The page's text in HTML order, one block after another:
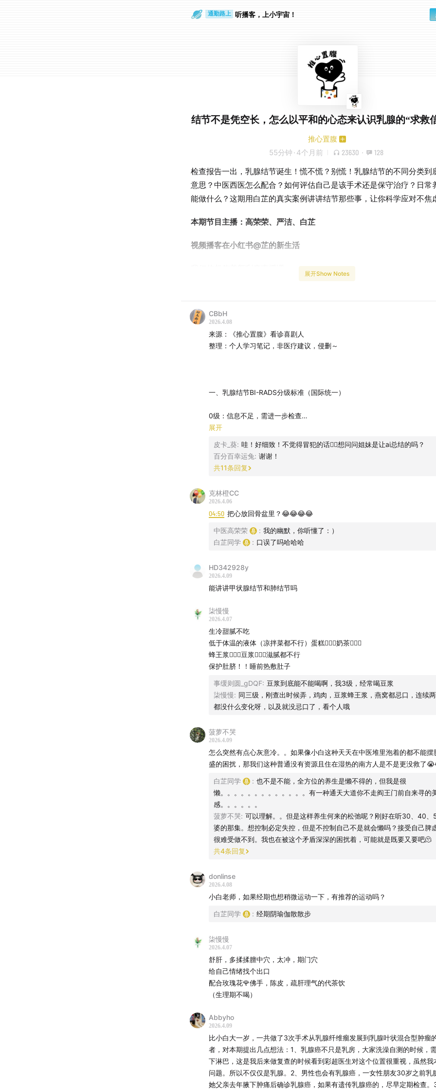
通勤路上 听播客，上小宇宙！
结节不是凭空长，怎么以平和的心态来认识乳腺的“求救
推心置腹
55分钟 · 4个月前 23630 · 128
检查报告一出，乳腺结节诞生！慌不慌？别慌！乳腺结节的不同分类到
意思？中医西医怎么配合？如何评估自己是该手术还是保守治疗？日常
能做什么？这期用白芷的真实案例讲讲结节那些事，让你科学应对不焦
本期节目主播：高荣荣、严洁、白芷
视频播客在小红书@芷的新生活
02:01 不可思议的发现，咦？我居然长结节了吗？
了解乳腺结节分类与评级
真的有结节体质吗
如果我们的人体是一条河，治理身体就像治理河堤
情绪不佳或环境压力大？可能导致乳腺问题的关键因素
46:07 自我接纳：拥抱差异与不完美，探寻内心的和谐与共情
结节日常保养的tips
展开Show Notes
CBbH
2026.4.08
来源：《推心置腹》看诊喜剧人
整理：个人学习笔记，非医疗建议，侵删～
一、乳腺结节BI-RADS分级标准（国际统一）
0级：信息不足，需进一步检查
1级：完全正常，无结节、肿块、钙化
3级：大概率良性，恶性概率＜2%，建议3～6个月复查
4级（需重点警惕）
4A：恶性概率 2%～10%，多为良性，可观察+进一步检查
4C：高度可疑，恶性概率50%～95%
5级：高度提示恶性，典型癌变影像
6级：穿刺/活检已确诊乳腺癌
二、关于4A结节的认知
1. 4A ≠ 癌症，只是警示红灯，90%以上都是良性
2. 评级依据：形态、边界、回声、血流、钙化，与结节大小无关
3. 医生建议穿刺，是为了病理确诊（为了100%搞清楚这个结节到底是好是
是宣判癌症
4. 结节＜1cm的4A：穿刺难度高、易穿不到，可先短期严密观察（3个月左
一次B超）
5. 若复查结节明显增大：建议直接穿刺/手术，不拖延
6. 影像学只能“看形态”（只能猜它是好是坏，没法100%确定）
病理活检才是金标准（只有把结节组织取出来，才是判断良恶性的唯一标准
查都只是参考）
三、乳腺增生 vs 乳腺结节（必懂重点）
1. 乳腺增生＝情绪性纸老虎
就像你生气、压力大、来月经前，激素一乱，乳房就会胀痛、摸起来有硬块
了、心情好了，胀痛就消失，硬块也会变小甚至摸不到。
2. 乳腺结节= 实打实的小硬块
超发现。
注意：增生不会直接变成结节，但长期增生会让乳腺经络不通、气血瘀堵，
3. 两者容易混淆，别自己瞎判断
四、结节形成的根本原因（多因素叠加）
1. 外在环境
地域潮湿、阴冷、少太阳，导致寒湿入侵
气压低、天气郁，影响肝气疏泄
展开
皮卡_葵: 哇！好细致！不觉得冒犯的话🙂‍↕️想问问姐妹是让ai总结的吗？
百分百幸运兔: 谢谢！
共11条回复
克林橙CC
2026.4.06
04:50 把心放回骨盆里？😂😂😂😂
中医高荣荣 : 我的幽默，你听懂了：）
白芷同学
: 口误了吗哈哈哈
HD342928y
2026.4.09
能讲讲甲状腺结节和肺结节吗
柒慢慢
2026.4.07
生冷甜腻不吃
低于体温的液体（凉拌菜都不行）蛋糕🙅🏻‍♀️奶茶🙅🏻‍♀️
蜂王浆🙅🏻‍♀️豆浆🙅🏻‍♀️滋腻都不行
保护肚脐！！睡前热敷肚子
事缓则圆_gDQF: 豆浆到底能不能喝啊，我3级，经常喝豆浆
柒慢慢: 同三级，刚查出时候弄，鸡肉，豆浆蜂王浆，燕窝都忌口，连续
都没什么变化呀，以及就没忌口了，看个人哦
菠萝不哭
2026.4.09
怎么突然有点心灰意冷。。如果像小白这种天天在中医堆里泡着的都不能摆
盛的困扰，那我们这种普通没有资源且住在湿热的南方人是不是更没救了
白芷同学 : 也不是不能，全方位的养生是懒不得的，但我是很
懒。。。。。。。。。。。。。有一种通天大道你不走阎王门前自来寻的
感。。。。。。
菠萝不哭: 可以理解。。但是这样养生何来的松弛呢？刚好在听30、40、
婆的那集。想控制必定失控，但是不控制自己不是就会懒吗？接受自己脾
很难受做不到。我也在被这个矛盾深深的困扰着，可能就是既要又要吧🫠
共4条回复
donlinse
2026.4.08
小白老师，如果经期也想稍微运动一下，有推荐的运动吗？
白芷同学 : 经期阴瑜伽散散步
柒慢慢
2026.4.07
舒肝，多揉揉膻中穴，太冲，期门穴
给自己情绪找个出口
配合玫瑰花🌹佛手，陈皮，疏肝理气的代茶饮
（生理期不喝）
Abbyho
2026.4.09
比小白大一岁，一共做了3次手术从乳腺纤维瘤发展到乳腺叶状混合型肿瘤
者，对本期提出几点想法：1、乳腺癌不只是乳房，大家洗澡自测的时候，
下淋巴，这是我后来做复查的时候看到彩超医生对这个位置很重视，虽然我
问题。所以不仅仅是乳腺。2、男性也会有乳腺癌，一女性朋友30岁之前乳
她父亲去年腋下肿痛后确诊乳腺癌，如果有遗传乳腺癌的，尽早定期检查